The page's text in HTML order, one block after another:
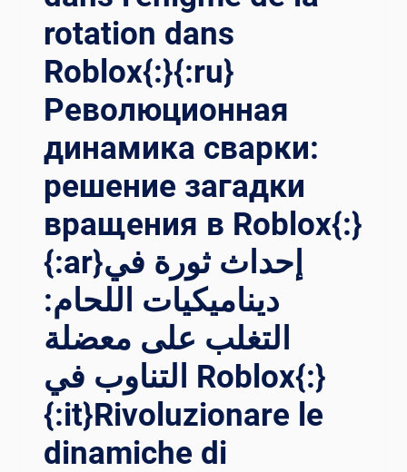
TROLE ET
AU
GA
Z AV
EC DE
SITIONNEURS DE
UDAGE IN
RU}ВЫ
СВОБОЖДЕНИЕ ТО
ЧНОСТИ: ТР
АНСФОРМАЦИЯ СВ
АРКИ НЕ
ЗА С
ПО
МОЩЬЮ ИН
НОВАЦИОННЫХ СВ
АРОЧНЫХ ПО
rotation dans
Roblox{:}{:ru}
Революционная
динамика сварки:
решение загадки
вращения в Roblox{:}
{:ar}إحداث ثورة في
ديناميكيات اللحام:
التغلب على معضلة
التناوب في Roblox{:}
{:it}Rivoluzionare le
dinamiche di